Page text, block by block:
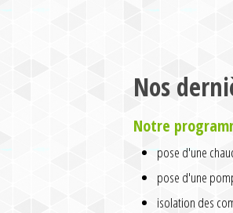
Nos
Notre
pose d'une
pose d'une
isolation des